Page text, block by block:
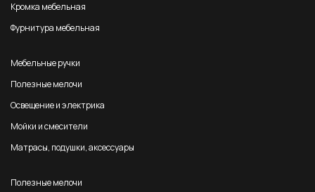
Кромка мебельная
Фурнитура мебельная
Мебельные ручки
Полезные мелочи
Освещение и электрика
Мойки и смесители
Матрасы, подушки, аксессуары
Полезные мелочи